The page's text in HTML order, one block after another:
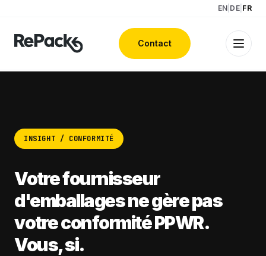
EN DE FR
Contact
INSIGHT / CONFORMITÉ
Votre fournisseur
d'emballages ne gère pas
votre conformité PPWR.
Vous, si.